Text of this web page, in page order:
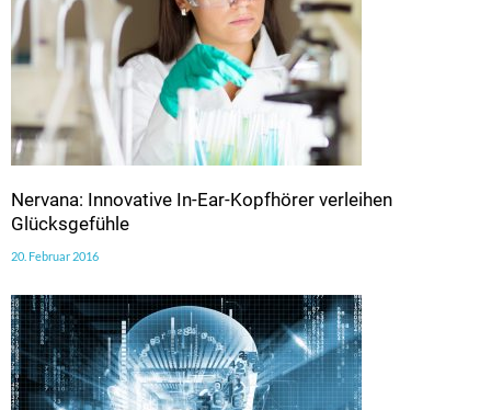
Nervana: Innovative In-Ear-Kopfhörer verleihen
Glücksgefühle
20. Februar 2016